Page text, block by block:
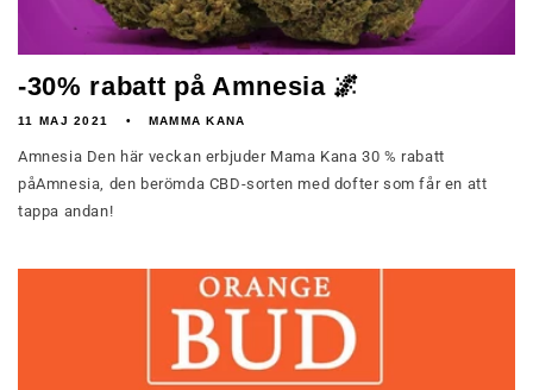
-30% rabatt på Amnesia 🌌
11 MAJ 2021 MAMMA KANA
Amnesia Den här veckan erbjuder Mama Kana 30 % rabatt
påAmnesia, den berömda CBD-sorten med dofter som får en att
tappa andan!